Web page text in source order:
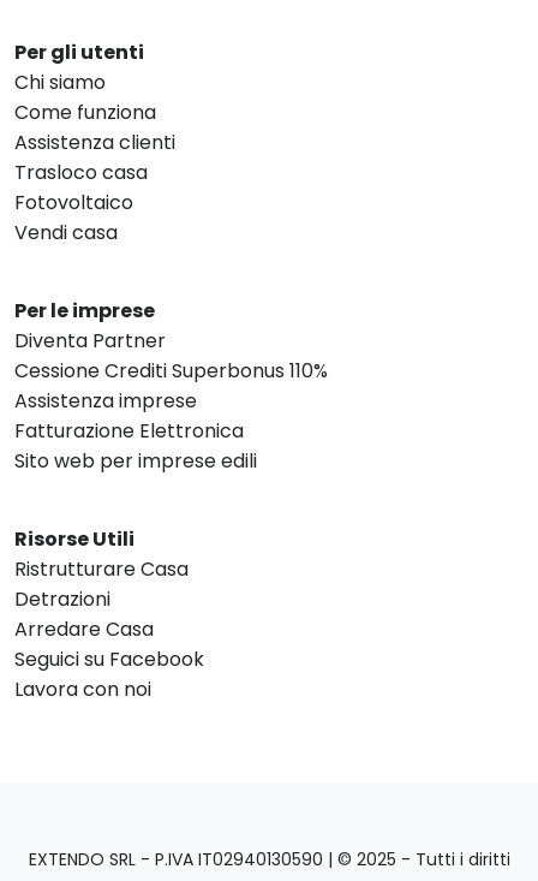
Per gli utenti
Chi siamo
Come funziona
Assistenza clienti
Trasloco casa
Fotovoltaico
Vendi casa
Per le imprese
Diventa Partner
Cessione Crediti Superbonus 110%
Assistenza imprese
Fatturazione Elettronica
Sito web per imprese edili
Risorse Utili
Ristrutturare Casa
Detrazioni
Arredare Casa
Seguici su Facebook
Lavora con noi
EXTENDO SRL - P.IVA IT02940130590 | © 2025 - Tutti i diritti